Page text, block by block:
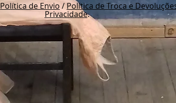
Política de Envio / Política de Troca e
Privacidade.